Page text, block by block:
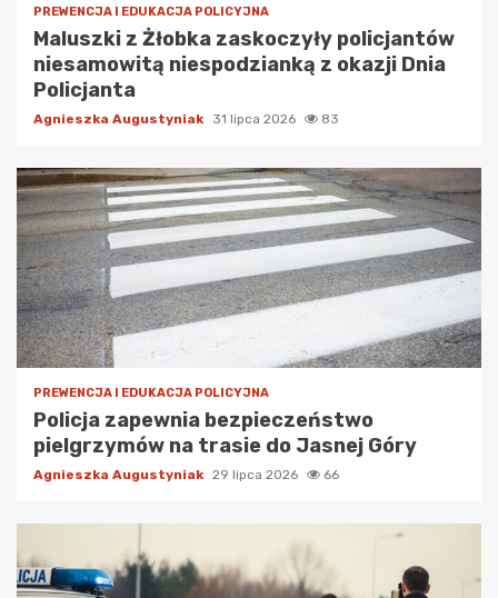
PREWENCJA I EDUKACJA POLICYJNA
Maluszki z Żłobka zaskoczyły policjantów
niesamowitą niespodzianką z okazji Dnia
Policjanta
Agnieszka Augustyniak 31 lipca 2026 83
PREWENCJA I EDUKACJA POLICYJNA
Policja zapewnia bezpieczeństwo
pielgrzymów na trasie do Jasnej Góry
Agnieszka Augustyniak 29 lipca 2026 66